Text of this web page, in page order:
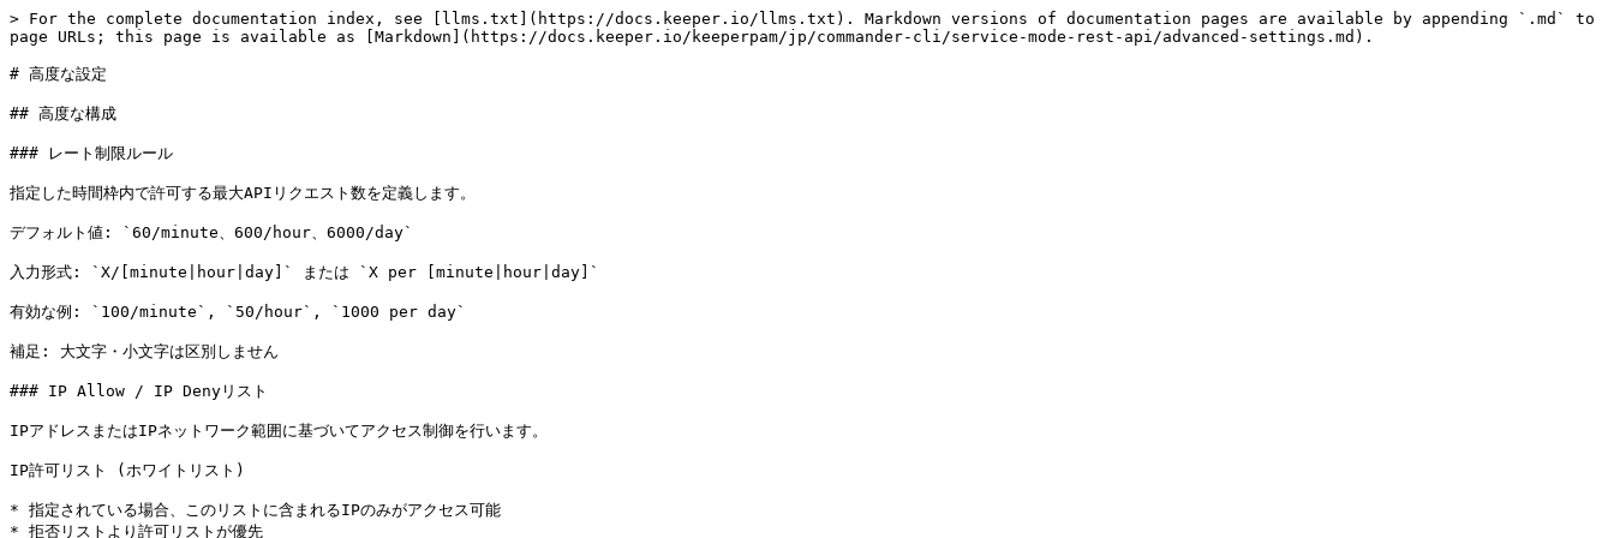
> For the complete documentation index, see [llms.txt](https://docs.keeper.io/llms.txt). Markdown versions of documentation pages are available by appending `.md` to
page URLs; this page is available as [Markdown](https://docs.keeper.io/keeperpam/jp/commander-cli/service-mode-rest-api/advanced-settings.md).
# 高度な設定
## 高度な構成
### レート制限ルール
指定した時間枠内で許可する最大APIリクエスト数を定義します。
デフォルト値: `60/minute、600/hour、6000/day`
入力形式: `X/[minute|hour|day]` または `X per [minute|hour|day]`
有効な例: `100/minute`, `50/hour`, `1000 per day`
補足: 大文字・小文字は区別しません
### IP Allow / IP Denyリスト
IPアドレスまたはIPネットワーク範囲に基づいてアクセス制御を行います。
IP許可リスト (ホワイトリスト)
* 指定されている場合、このリストに含まれるIPのみがアクセス可能
* 拒否リストより許可リストが優先